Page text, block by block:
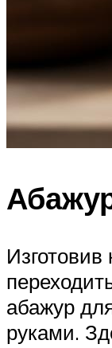
абажур
руками.